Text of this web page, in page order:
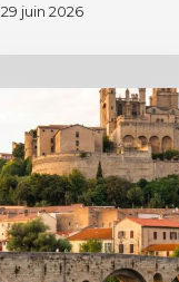
29 juin 2026